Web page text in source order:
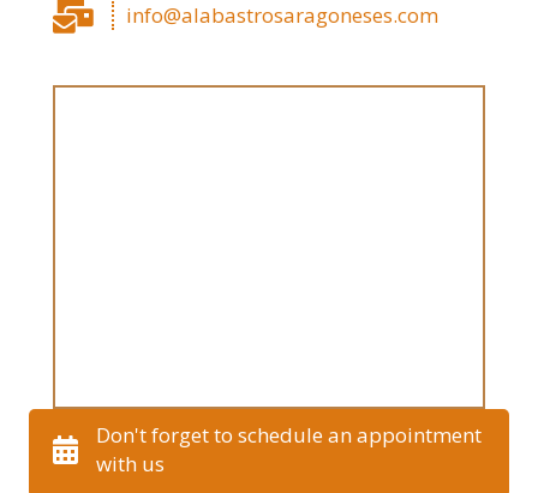
info@alabastrosaragoneses.com
Don't forget to schedule an appointment
with us